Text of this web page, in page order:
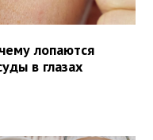
лопаются
в глазах